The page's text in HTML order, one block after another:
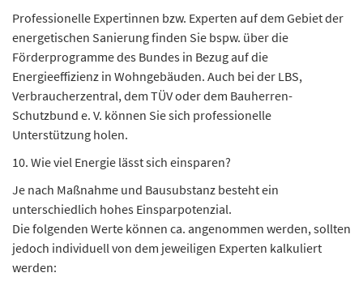
Professionelle Expertinnen bzw. Experten auf dem Gebiet der
energetischen Sanierung finden Sie bspw. über die
Förderprogramme des Bundes in Bezug auf die
Energieeffizienz in Wohngebäuden. Auch bei der LBS,
Verbraucherzentral, dem TÜV oder dem Bauherren-
Schutzbund e. V. können Sie sich professionelle
Unterstützung holen.
10. Wie viel Energie lässt sich einsparen?
Je nach Maßnahme und Bausubstanz besteht ein
unterschiedlich hohes Einsparpotenzial.
Die folgenden Werte können ca. angenommen werden, sollten
jedoch individuell von dem jeweiligen Experten kalkuliert
werden: